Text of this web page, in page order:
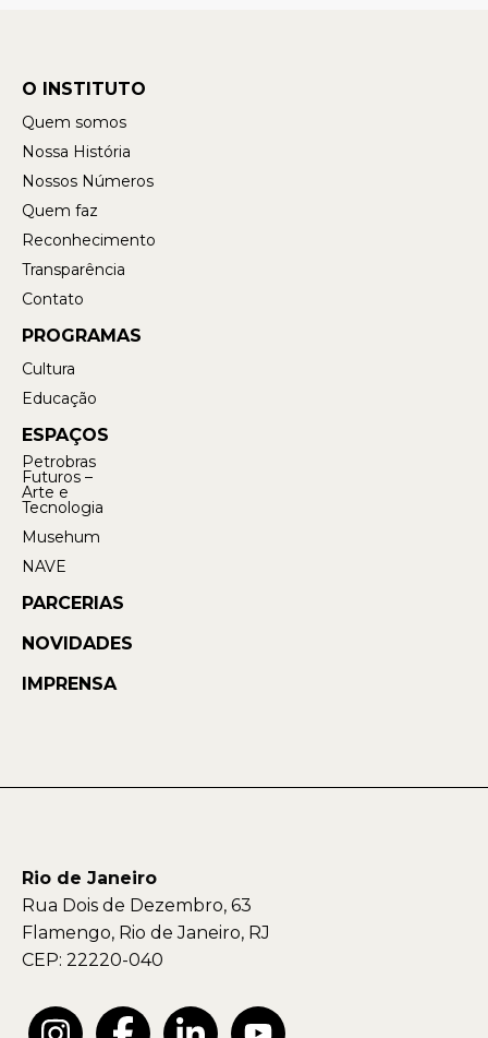
O INSTITUTO
Quem somos
Nossa História
Nossos Números
Quem faz
Reconhecimento
Transparência
Contato
PROGRAMAS
Cultura
Educação
ESPAÇOS
Petrobras
Futuros –
Arte e
Tecnologia
Musehum
NAVE
PARCERIAS
NOVIDADES
IMPRENSA
Rio de Janeiro
Rua Dois de Dezembro, 63
Flamengo, Rio de Janeiro, RJ
CEP: 22220-040